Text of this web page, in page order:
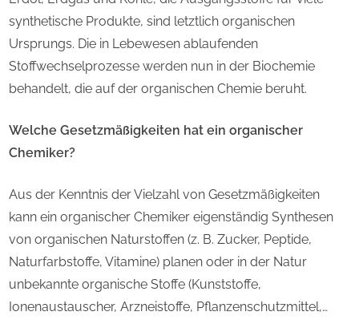
synthetische Produkte, sind letztlich organischen
Ursprungs. Die in Lebewesen ablaufenden
Stoffwechselprozesse werden nun in der Biochemie
behandelt, die auf der organischen Chemie beruht.
Welche Gesetzmäßigkeiten hat ein organischer
Chemiker?
Aus der Kenntnis der Vielzahl von Gesetzmäßigkeiten
kann ein organischer Chemiker eigenständig Synthesen
von organischen Naturstoffen (z. B. Zucker, Peptide,
Naturfarbstoffe, Vitamine) planen oder in der Natur
unbekannte organische Stoffe (Kunststoffe,
Ionenaustauscher, Arzneistoffe, Pflanzenschutzmittel,…